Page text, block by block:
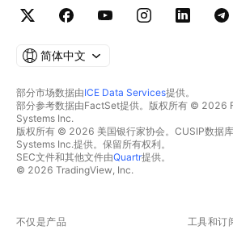
简体中文
部分市场数据由ICE Data Services提供。
部分参考数据由FactSet提供。版权所有 © 2026
Systems Inc.
版权所有 © 2026 美国银行家协会。CUSIP数据
Systems Inc.提供。保留所有权利。
SEC文件和其他文件由Quartr提供。
© 2026 TradingView, Inc.
不仅是产品 工具和订